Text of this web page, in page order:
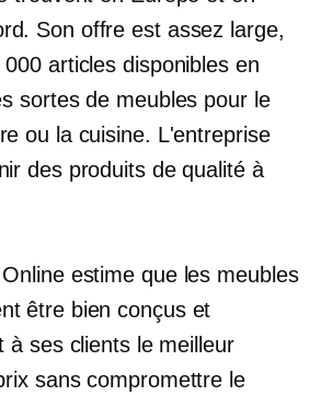
Son offre est assez large,
articles disponibles en
sortes de meubles pour le
ou la cuisine. L'entreprise
des produits de qualité à
estime que les meubles
être bien conçus et
à ses clients le meilleur
sans compromettre le